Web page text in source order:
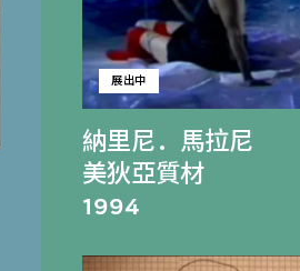
納里尼．馬拉尼
展出中
美狄亞質材
1994